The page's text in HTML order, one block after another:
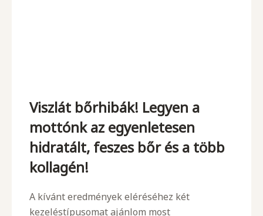
Viszlát bőrhibák! Legyen a
mottónk az egyenletesen
hidratált, feszes bőr és a több
kollagén!
A kívánt eredmények eléréséhez két
kezeléstípusomat ajánlom most